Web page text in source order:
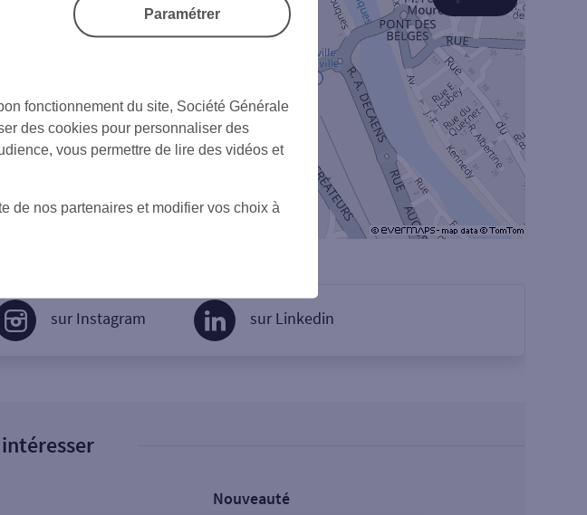
sur Instagram sur Linkedin
Nouveauté
fonctionnement du site, Société Générale
des cookies pour personnaliser des
vous permettre de lire des vidéos et
de nos partenaires et modifier vos choix à
Paramétrer